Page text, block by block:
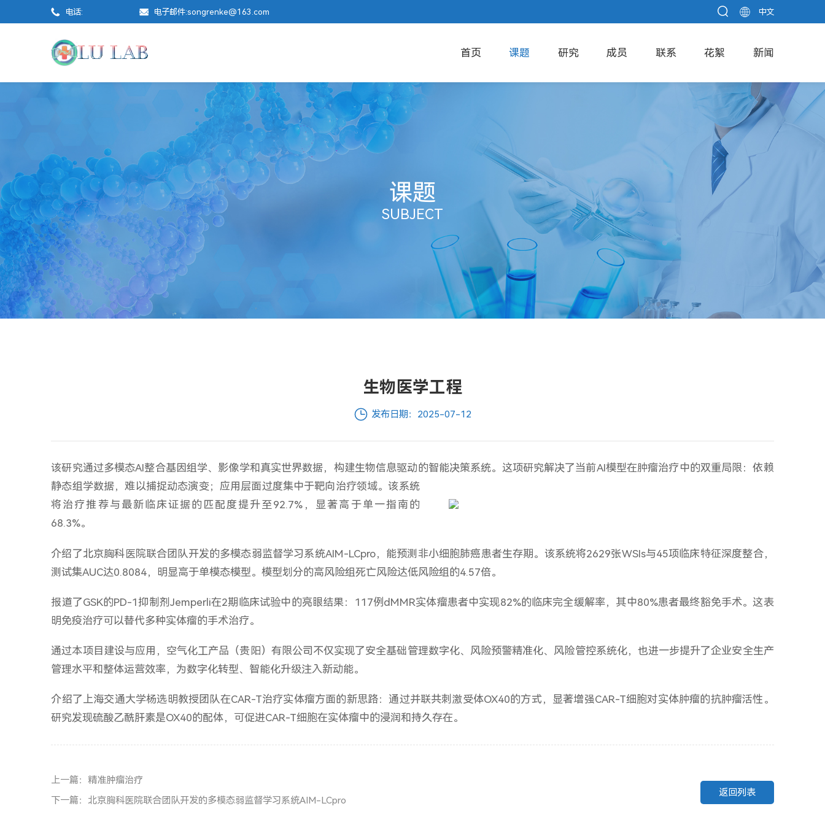
电话: 电子邮件:songrenke@163.com 中文
首页 课题 研究 成员 联系 花絮 新闻
课题
SUBJECT
生物医学工程
发布日期：2025-07-12
该研究通过多模态AI整合基因组学、影像学和真实世界数据，构建生物信息驱动的智能决策系统。 这项研究解决了当前AI模型在肿瘤治疗中的双重局限：依赖
静态组学数据，难以捕捉动态演变；应用层面过度集中于靶向治疗领域。该系统
将治疗推荐与最新临床证据的匹配度提升至92.7%，显著高于单一指南的
68.3%。
介绍了北京胸科医院联合团队开发的多模态弱监督学习系统AIM-LCpro，能预测非小细胞肺癌患者生存期。该系统将2629张WSIs与45项临床特征深度整合，
测试集AUC达0.8084，明显高于单模态模型。模型划分的高风险组死亡风险达低风险组的4.57倍。
报道了GSK的PD-1抑制剂Jemperli在2期临床试验中的亮眼结果：117例dMMR实体瘤患者中实现82%的临床完全缓解率，其中80%患者最终豁免手术。这表
明免疫治疗可以替代多种实体瘤的手术治疗。
通过本项目建设与应用，空气化工产品（贵阳）有限公司不仅实现了安全基础管理数字化、风险预警精准化、风险管控系统化，也进一步提升了企业安全生产
管理水平和整体运营效率，为数字化转型、智能化升级注入新动能。
介绍了上海交通大学杨选明教授团队在CAR-T治疗实体瘤方面的新思路：通过并联共刺激受体OX40的方式，显著增强CAR-T细胞对实体肿瘤的抗肿瘤活性。
研究发现硫酸乙酰肝素是OX40的配体，可促进CAR-T细胞在实体瘤中的浸润和持久存在。
返回列表
上一篇：精准肿瘤治疗
下一篇：北京胸科医院联合团队开发的多模态弱监督学习系统AIM-LCpro